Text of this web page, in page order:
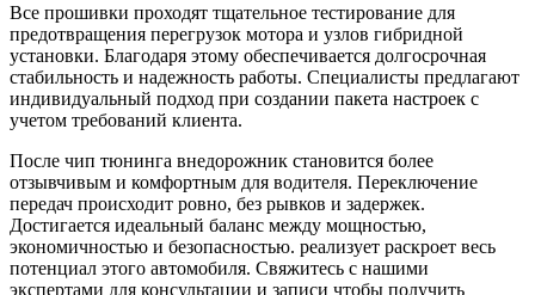
Все прошивки проходят тщательное тестирование для
предотвращения перегрузок мотора и узлов гибридной
установки. Благодаря этому обеспечивается долгосрочная
стабильность и надежность работы. Специалисты предлагают
индивидуальный подход при создании пакета настроек с
учетом требований клиента.
После чип тюнинга внедорожник становится более
отзывчивым и комфортным для водителя. Переключение
передач происходит ровно, без рывков и задержек.
Достигается идеальный баланс между мощностью,
экономичностью и безопасностью. реализует раскроет весь
потенциал этого автомобиля. Свяжитесь с нашими
экспертами для консультации и записи чтобы получить